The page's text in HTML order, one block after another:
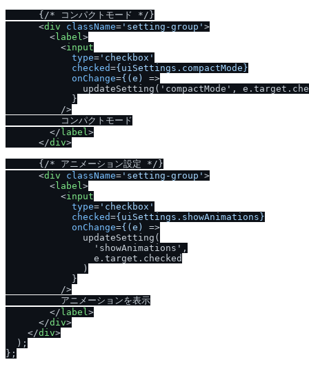
      {
/* コンパクトモード */ }
<div className= 'setting-group' >
<label>
<input
type= 'checkbox'
checked={uiSettings.compactMode}
onChange={(e)
=>
updateSetting('compactMode',
            }
/>
          コンパクトモード
</ label>
</div>
      {
/* アニメーション設定 */ }
<div className= 'setting-group' >
<label>
<input
type= 'checkbox'
checked={uiSettings.showAnimations}
onChange={(e)
=>
              updateSetting(
                'showAnimations',
                e.target.checked
              )
            }
/>
          アニメーションを表示
</ label>
</div>
</div>
  );